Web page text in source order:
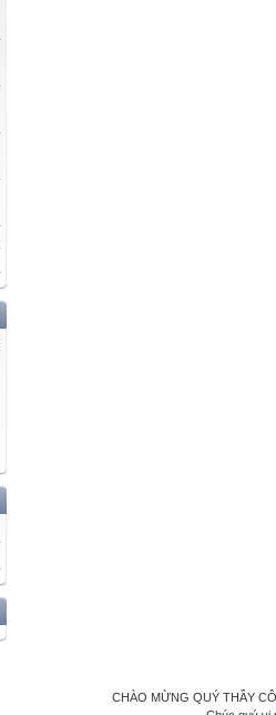
CHÀO MỪNG QUÝ THẦY